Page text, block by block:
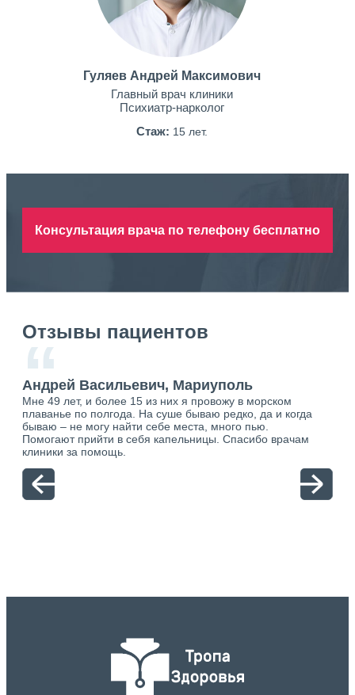
Гуляев Андрей Максимович
Главный врач клиники
Психиатр-нарколог
Стаж: 15 лет.
Консультация врача по телефону бесплатно
Отзывы пациентов
“
Андрей Васильевич, Мариуполь
Мне 49 лет, и более 15 из них я провожу в морском
плаванье по полгода. На суше бываю редко, да и когда
бываю – не могу найти себе места, много пью.
Помогают прийти в себя капельницы. Спасибо врачам
клиники за помощь.